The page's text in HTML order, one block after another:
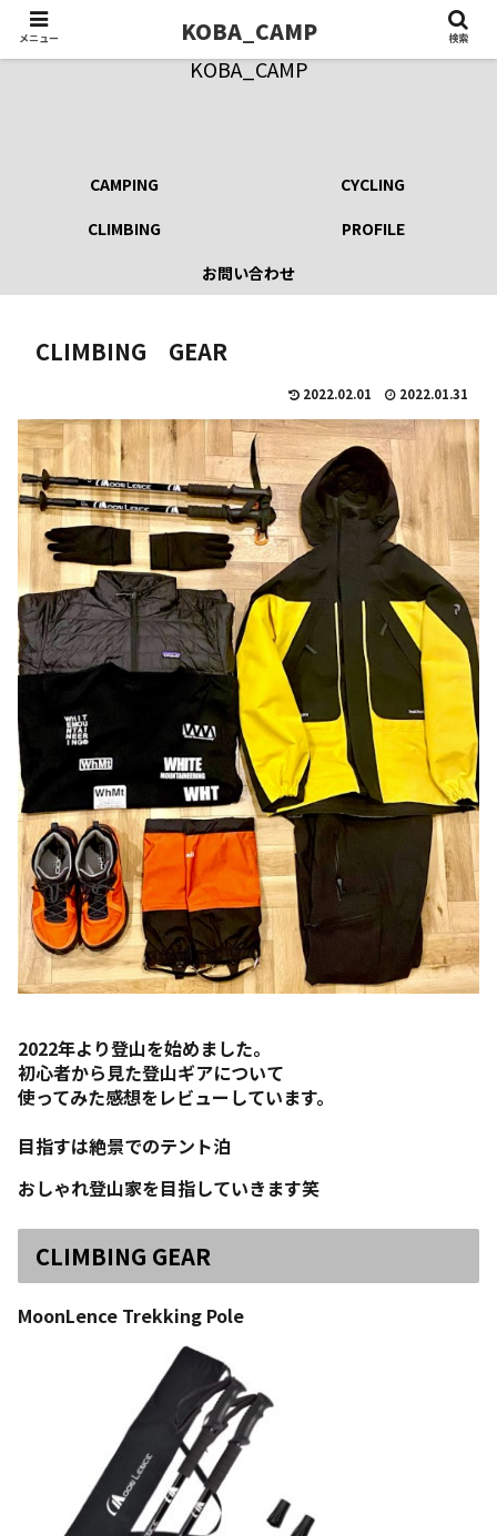
KOBA_CAMP
CAMPING
CYCLING
CLIMBING
PROFILE
お問い合わせ
CLIMBING GEAR
2022.02.01 2022.01.31
2022年より登山を始めました。
初心者から見た登山ギアについて
使ってみた感想をレビューしています。
目指すは絶景でのテント泊
おしゃれ登山家を目指していきます笑
CLIMBING GEAR
MoonLence Trekking Pole
メニュー KOBA_CAMP 検索